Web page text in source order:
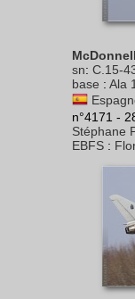
sn: C.15-
base : Ala
n°4171 -
Stéphane
EBFS :